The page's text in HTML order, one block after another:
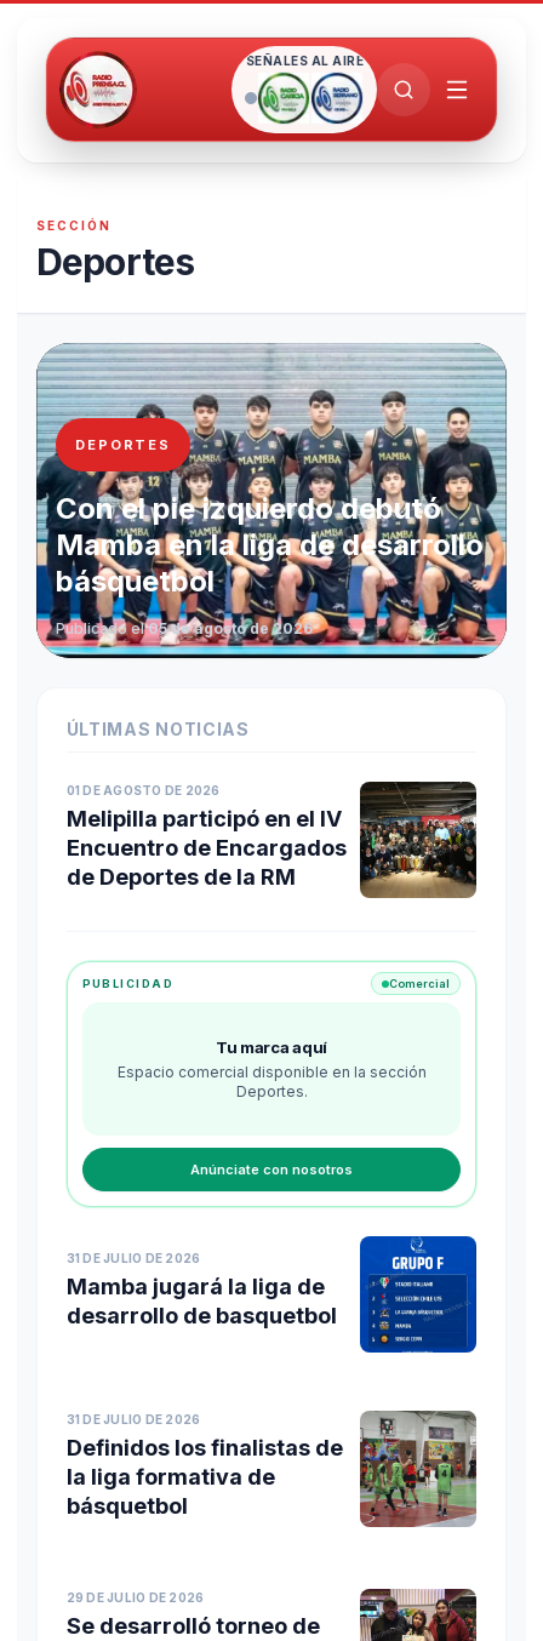
SEÑALES AL AIRE
SECCIÓN
Deportes
DEPORTES
Con el pie izquierdo debutó
Mamba en la liga de desarrollo
básquetbol
Publicado el05 de agosto de 2026
ÚLTIMAS NOTICIAS
01 DE AGOSTO DE 2026
Melipilla participó en el IV
Encuentro de Encargados
de Deportes de la RM
PUBLICIDAD Comercial
Tu marca aquí
Espacio comercial disponible en la sección
Deportes.
Anúnciate con nosotros
31 DE JULIO DE 2026
Mamba jugará la liga de
desarrollo de basquetbol
31 DE JULIO DE 2026
Definidos los finalistas de
la liga formativa de
básquetbol
29 DE JULIO DE 2026
Se desarrolló torneo de